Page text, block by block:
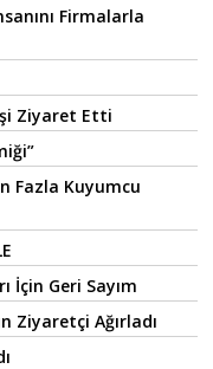
Firmalarla
Ziyaret Etti
Fazla Kuyumcu
İçin Geri Sayım
Ziyaretçi Ağırladı